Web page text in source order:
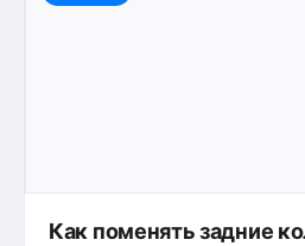
Как поменять задние